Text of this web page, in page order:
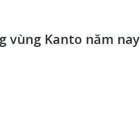
vùng Kanto năm nay